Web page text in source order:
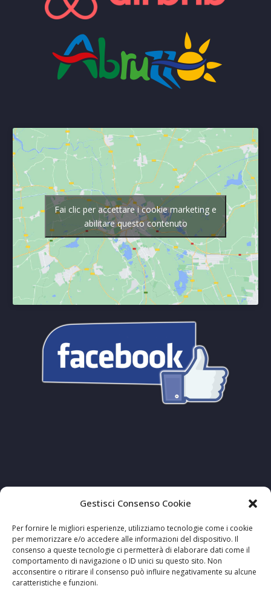
Gestisci Consenso Cookie
Per fornire le migliori esperienze, utilizziamo tecnologie come i cookie
per memorizzare e/o accedere alle informazioni del dispositivo. Il
consenso a queste tecnologie ci permetterà di elaborare dati come il
comportamento di navigazione o ID unici su questo sito. Non
acconsentire o ritirare il consenso può influire negativamente su alcune
caratteristiche e funzioni.
Fai clic per accettare i cookie marketing e
abilitare questo contenuto